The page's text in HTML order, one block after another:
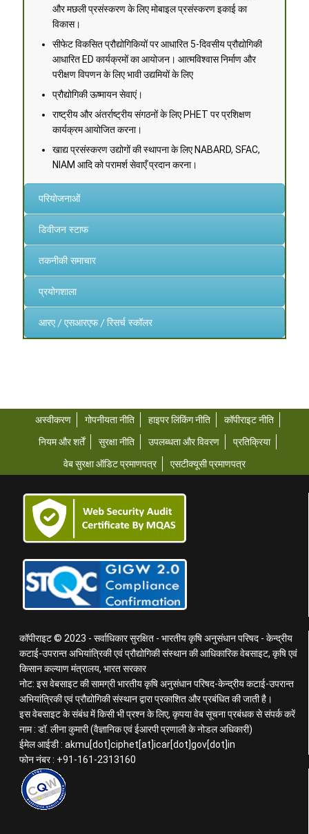
और मछली प्रसंस्करण के लिए मोबाइल प्रसंस्करण इकाई का
विकास।
सीफेट विकसित प्रौद्योगिकियों पर आधारित 5-दिवसीय प्रौद्योगिकी
आधारित ED कार्यक्रमों का आयोजन। आत्मविश्वास निर्माण और
परीक्षण विपणन के लिए भावी उद्यमियों के लिए
प्रौद्योगिकी ऊष्मायन सेवाएं।
राष्ट्रीय और अंतर्राष्ट्रीय संगठनों के लिए PHET पर प्रशिक्षण
कार्यक्रम आयोजित करना।
खाद्य प्रसंस्करण उद्योगों की स्थापना के लिए NABARD, SFAC,
NIAM आदि को परामर्श सेवाएँ प्रदान करना।
परियोजनाओं
डिवीजन स्टाफ
तकनीकी समाचार
प्रयोगशाला
आरए / एसआरएफ / रिसर्च स्कॉलर
अस्वीकरण गोपनीयता नीति हाइपर लिंकिंग नीति
कॉपीराइट नीति
नियम और शर्तें
सुरक्षा नीति उपलब्धता और विवरण
प्रतिक्रिया
वेब सुरक्षा ऑडिट प्रमाणपत्र
एसटीक्यूसी प्रमाणपत्र
कॉपीराइट © 2023 - सर्वाधिकार सुरक्षित - भारतीय कृषि अनुसंधान परिषद - केन्द्रीय
कटाई-उपरान्त अभियांत्रिकी एवं प्रौद्योगिकी संस्थान की आधिकारिक वेबसाइट, कृषि एवं
किसान कल्याण मंत्रालय, भारत सरकार
नोट: इस वेबसाइट की सामग्री भारतीय कृषि अनुसंधान परिषद-केन्द्रीय कटाई-उपरान्त
अभियांत्रिकी एवं प्रौद्योगिकी संस्थान द्वारा प्रकाशित और प्रबंधित की जाती है।
इस वेबसाइट के संबंध में किसी भी प्रश्न के लिए, कृपया वेब सूचना प्रबंधक से संपर्क करें
नाम : डॉ. लीना कुमारी (वैज्ञानिक एवं ईआरपी प्रणाली के नोडल अधिकारी)
ईमेल आईडी : akmu[dot]ciphet[at]icar[dot]gov[dot]in
फोन नंबर : +91-161-2313160